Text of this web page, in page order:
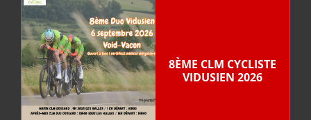
8ÈME CLM CYCLISTE
VIDUSIEN 2026